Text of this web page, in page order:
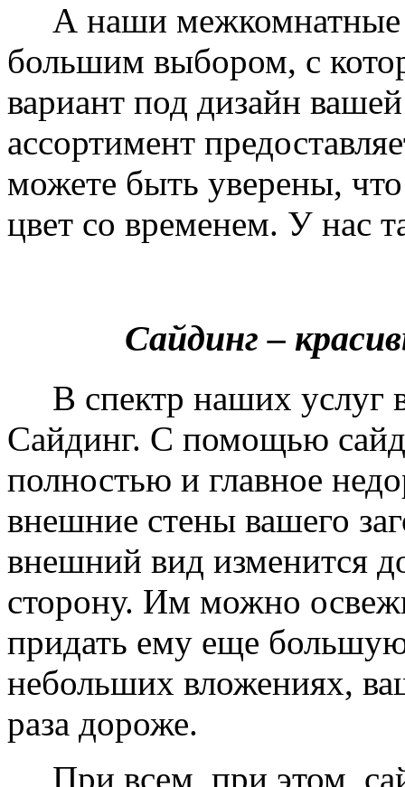
А наши межкомнатные
большим выбором, с
вариант под дизайн
ассортимент
можете быть уверены,
цвет со временем. У нас
Сайдинг –
В спектр наших услуг
Сайдинг. С помощью
полностью и главное
внешние стены вашего
внешний вид изменится
сторону. Им можно
придать ему еще
небольших вложениях,
раза дороже.
При всем, при этом,